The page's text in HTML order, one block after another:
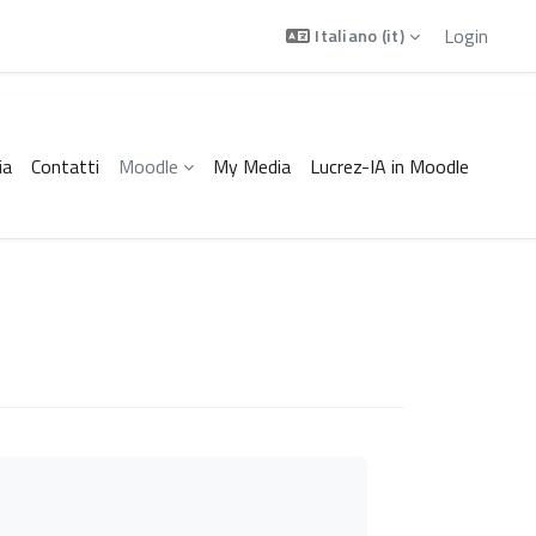
Italiano ‎(it)‎ Login
Contatti Moodle My Media Lucrez-IA in Moodle